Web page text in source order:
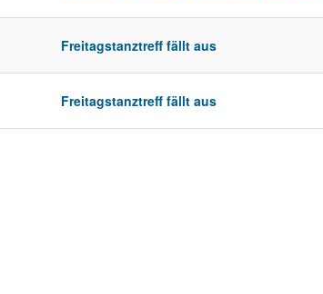
Freitagstanztreff fällt aus
Freitagstanztreff fällt aus